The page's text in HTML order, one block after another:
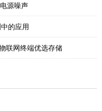
源噪声
的应用
联网终端优选存储